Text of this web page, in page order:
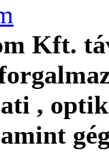
Kft.
,